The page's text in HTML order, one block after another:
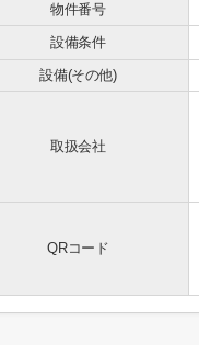
物件番号
設備条件
設備(その他)
取扱会社
QRコード